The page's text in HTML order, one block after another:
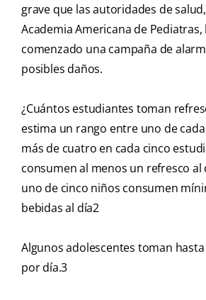
grave que las autoridades de
Academia Americana de Pediatras,
comenzado una campaña de
posibles daños.
¿Cuántos estudiantes toman
estima un rango entre uno de
más de cuatro en cada cinco
consumen al menos un refresco al
uno de cinco niños consumen
bebidas al día2
Algunos adolescentes toman
por día.3